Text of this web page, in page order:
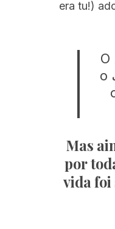
era tu!)
O
o
Mas
por
vida foi